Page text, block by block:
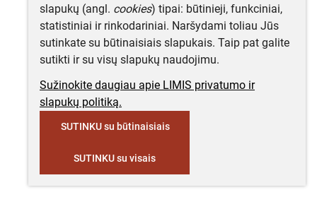
slapukų (angl. cookies) tipai: būtinieji, funkciniai,
statistiniai ir rinkodariniai. Naršydami toliau Jūs
sutinkate su būtinaisiais slapukais. Taip pat galite
sutikti ir su visų slapukų naudojimu.
Sužinokite daugiau apie LIMIS privatumo ir
slapukų politiką.
SUTINKU su būtinaisiais
SUTINKU su visais